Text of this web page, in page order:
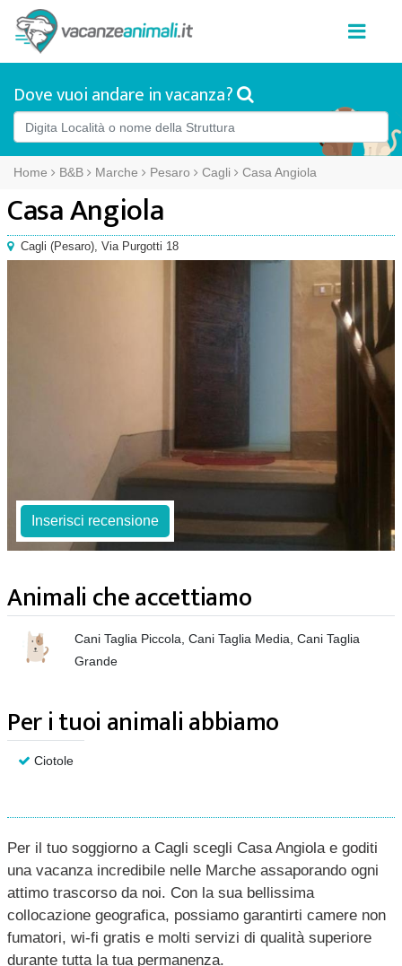
Dove vuoi andare in vacanza?
Home B&B Marche Pesaro Cagli Casa Angiola
Casa Angiola
Cagli (Pesaro), Via Purgotti 18
Inserisci recensione
Animali che accettiamo
Cani Taglia Piccola, Cani Taglia Media, Cani Taglia
Grande
Per i tuoi animali abbiamo
Ciotole
Per il tuo soggiorno a Cagli scegli Casa Angiola e goditi
una vacanza incredibile nelle Marche assaporando ogni
attimo trascorso da noi. Con la sua bellissima
collocazione geografica, possiamo garantirti camere non
fumatori, wi-fi gratis e molti servizi di qualità superiore
durante tutta la tua permanenza.